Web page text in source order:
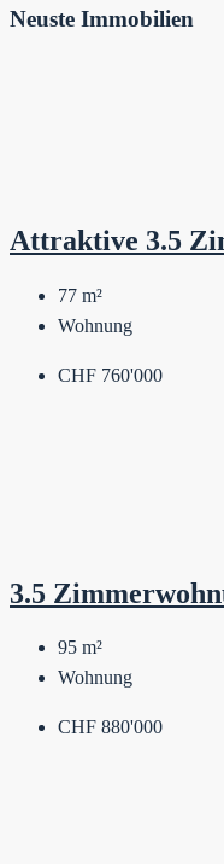
Neuste Immobilien
Attraktive 3.5
77 m²
Wohnung
CHF 760'000
3.5
95 m²
Wohnung
CHF 880'000